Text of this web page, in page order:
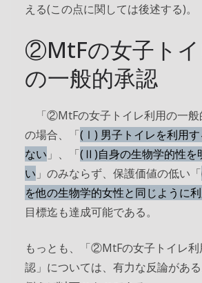
える(この点に関しては後述する)。
②MtFの女子トイ
の一般的承認
「②MtFの女子トイレ利用の一般
の場合、「(Ⅰ) 男子トイレを利用
ない 」、「(Ⅱ)自身の生物学的性を
い 」のみならず、保護価値の低い「
を他の生物学的女性と同じように
目標迄も達成可能である。
もっとも、「②MtFの女子トイレ利
認」については、有力な反論がある